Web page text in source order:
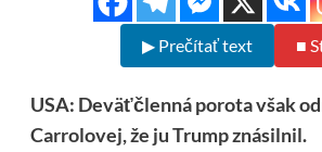
▶ Prečítať text ■
USA: Deväťčlenná porota však
Carrolovej, že ju Trump znásilnil.